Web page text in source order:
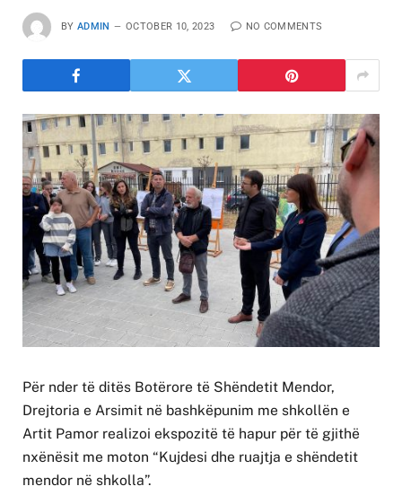
BY ADMIN OCTOBER 10, 2023 NO COMMENTS
Për nder të ditës Botërore të Shëndetit Mendor,
Drejtoria e Arsimit në bashkëpunim me shkollën e
Artit Pamor realizoi ekspozitë të hapur për të gjithë
nxënësit me moton “Kujdesi dhe ruajtja e shëndetit
mendor në shkolla”.